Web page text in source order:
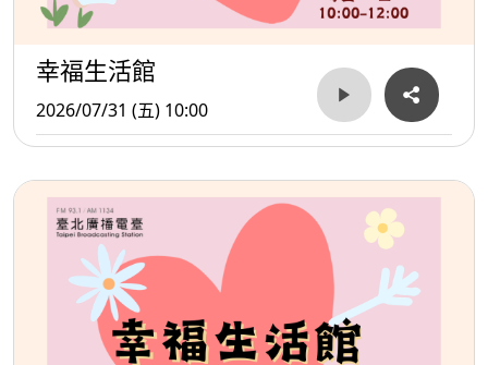
幸福生活館
2026/07/31 (五) 10:00